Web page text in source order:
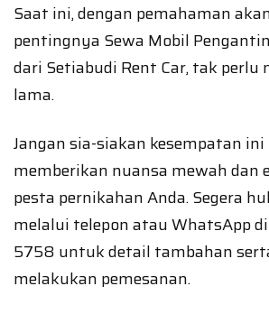
Saat ini, dengan pemahaman
pentingnya Sewa Mobil
dari Setiabudi Rent Car, tak perlu
lama.
Jangan sia-siakan kesempatan
memberikan nuansa mewah dan
pesta pernikahan Anda. Segera
melalui telepon atau WhatsApp
5758 untuk detail tambahan
melakukan pemesanan.